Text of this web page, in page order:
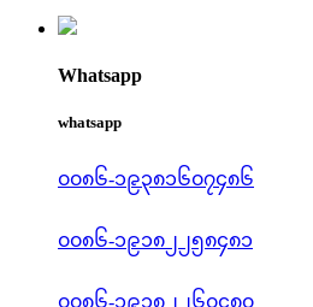
Whatsapp
whatsapp
၀၀၈၆-၁၉၃၈၁၆၀၇၄၈၆
၀၀၈၆-၁၉၁၈၂၂၅၈၄၈၁
၀၀၈၆-၁၉၁၈၂၂၆၀၄၈၀